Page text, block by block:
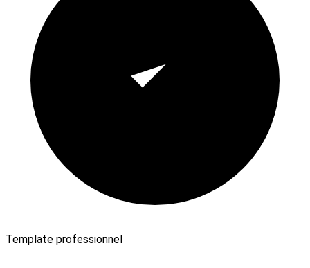
Template professionnel